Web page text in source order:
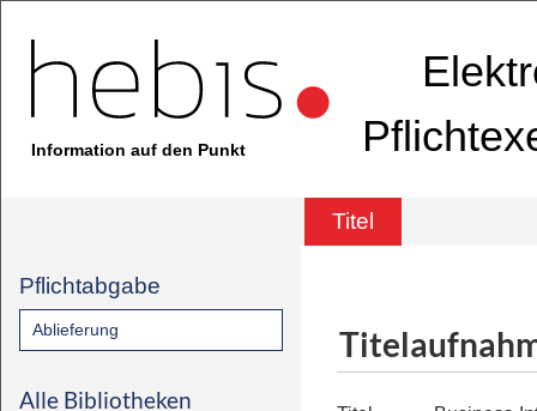
Information auf den Punkt
Titel
Pflichtabgabe
Ablieferung
Alle Bibliotheken